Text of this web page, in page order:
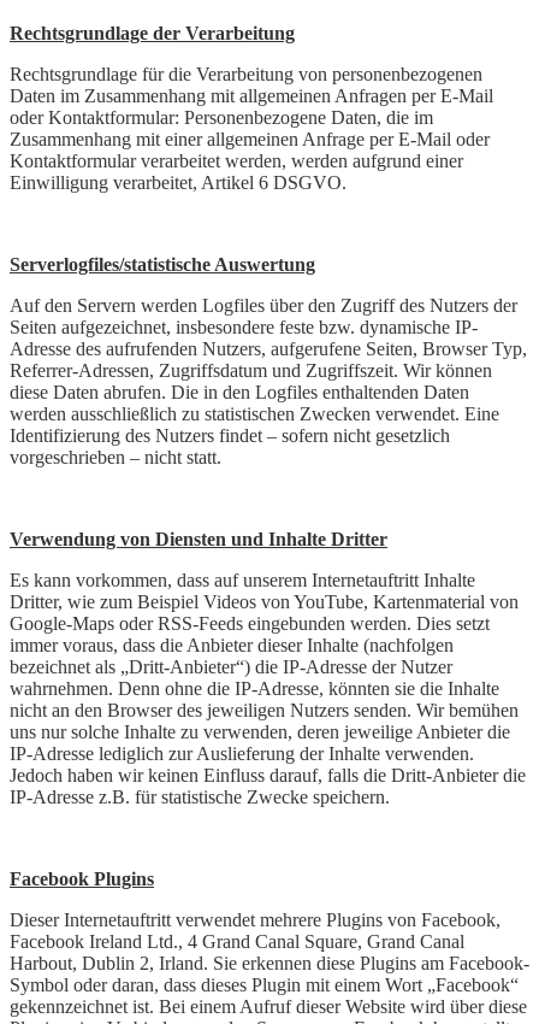
Rechtsgrundlage der Verarbeitung
Rechtsgrundlage für die Verarbeitung von personenbezogenen
Daten im Zusammenhang mit allgemeinen Anfragen per E-Mail
oder Kontaktformular: Personenbezogene Daten, die im
Zusammenhang mit einer allgemeinen Anfrage per E-Mail oder
Kontaktformular verarbeitet werden, werden aufgrund einer
Einwilligung verarbeitet, Artikel 6 DSGVO.
Serverlogfiles/statistische Auswertung
Auf den Servern werden Logfiles über den Zugriff des Nutzers der
Seiten aufgezeichnet, insbesondere feste bzw. dynamische IP-
Adresse des aufrufenden Nutzers, aufgerufene Seiten, Browser Typ,
Referrer-Adressen, Zugriffsdatum und Zugriffszeit. Wir können
diese Daten abrufen. Die in den Logfiles enthaltenden Daten
werden ausschließlich zu statistischen Zwecken verwendet. Eine
Identifizierung des Nutzers findet – sofern nicht gesetzlich
vorgeschrieben – nicht statt.
Verwendung von Diensten und Inhalte Dritter
Es kann vorkommen, dass auf unserem Internetauftritt Inhalte
Dritter, wie zum Beispiel Videos von YouTube, Kartenmaterial von
Google-Maps oder RSS-Feeds eingebunden werden. Dies setzt
immer voraus, dass die Anbieter dieser Inhalte (nachfolgen
bezeichnet als „Dritt-Anbieter“) die IP-Adresse der Nutzer
wahrnehmen. Denn ohne die IP-Adresse, könnten sie die Inhalte
nicht an den Browser des jeweiligen Nutzers senden. Wir bemühen
uns nur solche Inhalte zu verwenden, deren jeweilige Anbieter die
IP-Adresse lediglich zur Auslieferung der Inhalte verwenden.
Jedoch haben wir keinen Einfluss darauf, falls die Dritt-Anbieter die
IP-Adresse z.B. für statistische Zwecke speichern.
Facebook Plugins
Dieser Internetauftritt verwendet mehrere Plugins von Facebook,
Facebook Ireland Ltd., 4 Grand Canal Square, Grand Canal
Harbout, Dublin 2, Irland. Sie erkennen diese Plugins am Facebook-
Symbol oder daran, dass dieses Plugin mit einem Wort „Facebook“
gekennzeichnet ist. Bei einem Aufruf dieser Website wird über diese